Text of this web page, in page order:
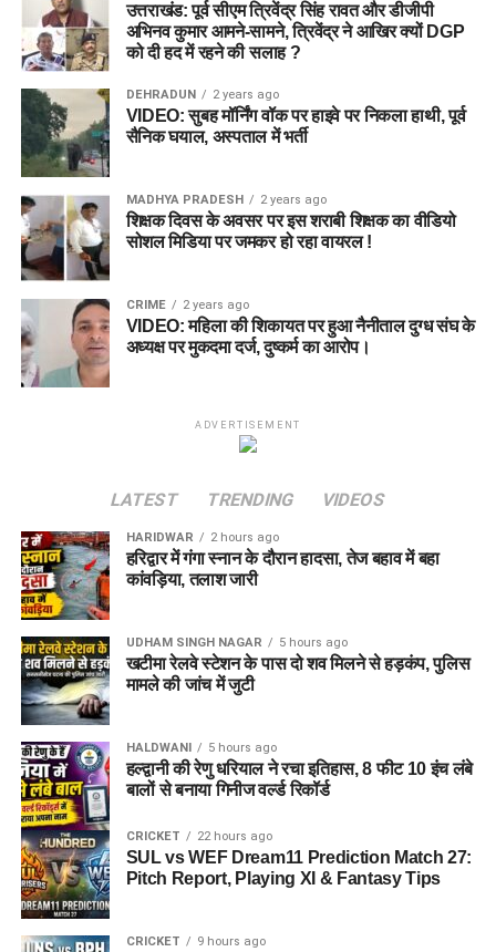
उत्तराखंड: पूर्व सीएम त्रिवेंद्र सिंह रावत और डीजीपी
अभिनव कुमार आमने-सामने, त्रिवेंद्र ने आखिर क्यों DGP
को दी हद में रहने की सलाह ?
DEHRADUN 2 years ago
VIDEO: सुबह मॉर्निंग वॉक पर हाइवे पर निकला हाथी, पूर्व
सैनिक घयाल, अस्पताल में भर्ती
MADHYA PRADESH 2 years ago
शिक्षक दिवस के अवसर पर इस शराबी शिक्षक का वीडियो
सोशल मिडिया पर जमकर हो रहा वायरल !
CRIME 2 years ago
VIDEO: महिला की शिकायत पर हुआ नैनीताल दुग्ध संघ के
अध्यक्ष पर मुकदमा दर्ज, दुष्कर्म का आरोप।
ADVERTISEMENT
LATEST TRENDING VIDEOS
HARIDWAR 2 hours ago
हरिद्वार में गंगा स्नान के दौरान हादसा, तेज बहाव में बहा
कांवड़िया, तलाश जारी
UDHAM SINGH NAGAR 5 hours ago
खटीमा रेलवे स्टेशन के पास दो शव मिलने से हड़कंप, पुलिस
मामले की जांच में जुटी
HALDWANI 5 hours ago
हल्द्वानी की रेणु धरियाल ने रचा इतिहास, 8 फीट 10 इंच लंबे
बालों से बनाया गिनीज वर्ल्ड रिकॉर्ड
CRICKET 22 hours ago
SUL vs WEF Dream11 Prediction Match 27:
Pitch Report, Playing XI & Fantasy Tips
CRICKET 9 hours ago